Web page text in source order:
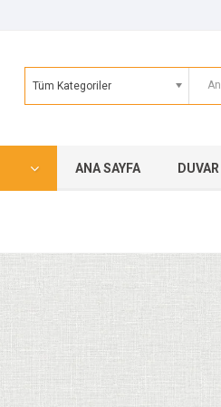
Tüm Kategoriler
ANA SAYFA